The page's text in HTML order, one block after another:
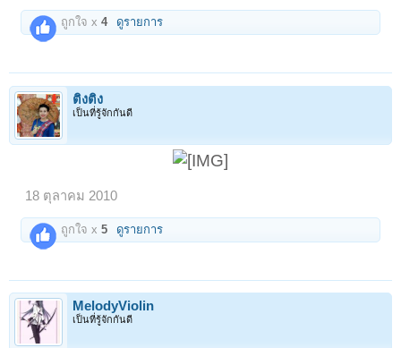
ถูกใจ x4 ดูรายการ
ติงติง
เป็นที่รู้จักกันดี
18 ตุลาคม 2010
ถูกใจ x5 ดูรายการ
MelodyViolin
เป็นที่รู้จักกันดี